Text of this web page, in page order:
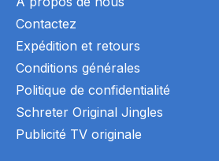
Contactez
Expédition et retours
Conditions générales
Politique de confidentialité
Schreter Original Jingles
Publicité TV originale